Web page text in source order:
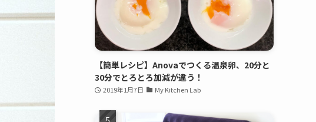
【簡単レシピ】Anovaでつくる温泉卵、20分と
30分でとろとろ加減が違う！
2019年1月7日 My Kitchen Lab